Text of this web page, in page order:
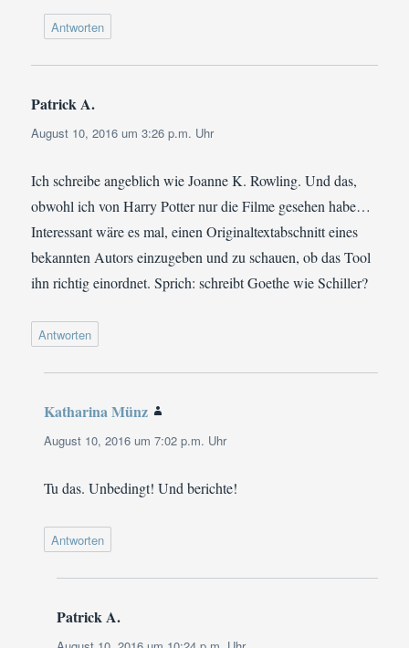
Antworten
Patrick A.
August 10, 2016 um 3:26 p.m. Uhr
Ich schreibe angeblich wie Joanne K. Rowling. Und das,
obwohl ich von Harry Potter nur die Filme gesehen habe…
Interessant wäre es mal, einen Originaltextabschnitt eines
bekannten Autors einzugeben und zu schauen, ob das Tool
ihn richtig einordnet. Sprich: schreibt Goethe wie Schiller?
Antworten
Katharina Münz
August 10, 2016 um 7:02 p.m. Uhr
Tu das. Unbedingt! Und berichte!
Antworten
Patrick A.